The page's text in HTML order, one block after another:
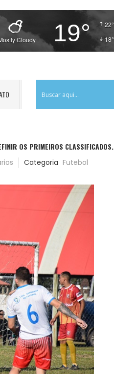
22°
18°
Cloudy 19°
OS PRIMEIROS CLASSIFICADOS.
Categoria Futebol